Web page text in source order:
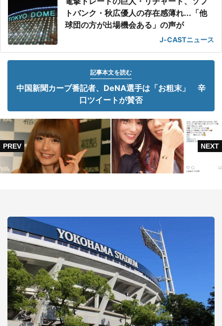
トバンク・秋広優人の存在感薄れ...「他
球団の方が出場機会ある」の声が
J-CASTニュース
記事本文を読む
中国新聞カープ番記者、DeNA選手は「お粗末」 辛
口ツイートが賛否